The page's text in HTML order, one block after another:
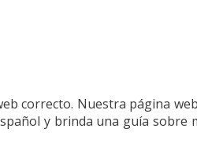
correcto. Nuestra página
y brinda una guía sobre